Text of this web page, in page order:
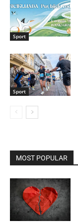
Sport
Sport
MOST POPULAR